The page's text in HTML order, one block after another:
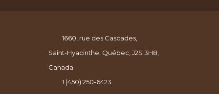
1660, rue des Cascades,
Saint-Hyacinthe, Québec, J2S 3H8,
Canada
1 (450) 250-6423